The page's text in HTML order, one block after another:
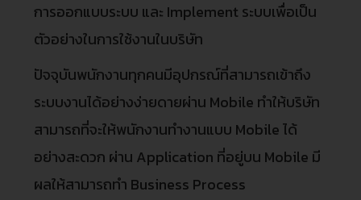
การออกแบบระบบ และ Implement ระบบเพื่อเป็น
ตัวอย่างในการใช้งานในบริษัท
ปัจจุบันพนักงานทุกคนมีอุปกรณ์ที่สามารถเข้าถึง
ระบบงานได้อย่างง่ายดายผ่าน Mobile ทำให้บริษัท
สามารถที่จะให้พนักงานทำงานแบบ Mobile ได้
อย่างสะดวก ผ่าน Application ที่อยู่บน Mobile มี
ผลให้สามารถทำ Business Process